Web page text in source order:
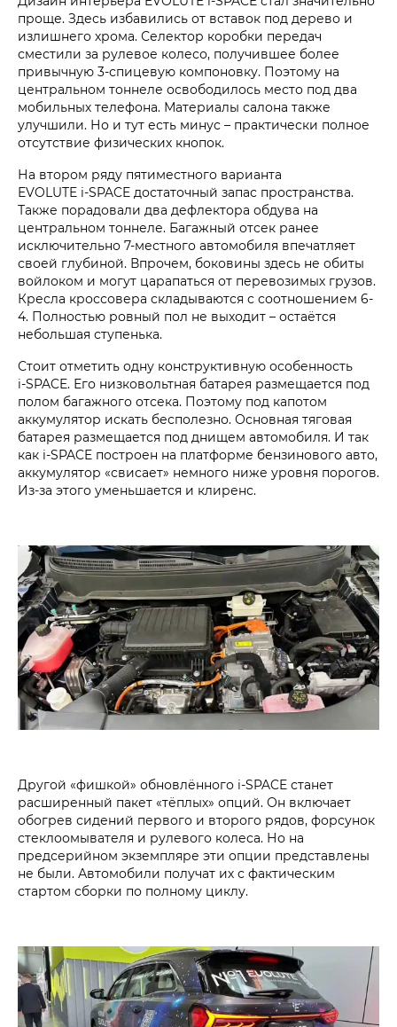
проще. Здесь избавились от вставок под дерево и
излишнего хрома. Селектор коробки передач
сместили за рулевое колесо, получившее более
привычную 3-спицевую компоновку. Поэтому на
центральном тоннеле освободилось место под два
мобильных телефона. Материалы салона также
улучшили. Но и тут есть минус – практически полное
отсутствие физических кнопок.
На втором ряду пятиместного варианта
EVOLUTE i‑SPACE достаточный запас пространства.
Также порадовали два дефлектора обдува на
центральном тоннеле. Багажный отсек ранее
исключительно 7-местного автомобиля впечатляет
своей глубиной. Впрочем, боковины здесь не обиты
войлоком и могут царапаться от перевозимых грузов.
Кресла кроссовера складываются с соотношением 6-
4. Полностью ровный пол не выходит – остаётся
небольшая ступенька.
Стоит отметить одну конструктивную особенность
i‑SPACE. Его низковольтная батарея размещается под
полом багажного отсека. Поэтому под капотом
аккумулятор искать бесполезно. Основная тяговая
батарея размещается под днищем автомобиля. И так
как i‑SPACE построен на платформе бензинового авто,
аккумулятор «свисает» немного ниже уровня порогов.
Из-за этого уменьшается и клиренс.
Другой «фишкой» обновлённого i‑SPACE станет
расширенный пакет «тёплых» опций. Он включает
обогрев сидений первого и второго рядов, форсунок
стеклоомывателя и рулевого колеса. Но на
предсерийном экземпляре эти опции представлены
не были. Автомобили получат их с фактическим
стартом сборки по полному циклу.